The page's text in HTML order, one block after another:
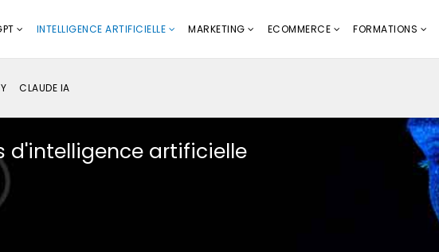
INTELLIGENCE ARTIFICIELLE MARKETING ECOMMERCE FORMATIONS
CLAUDE IA
d'intelligence artificielle